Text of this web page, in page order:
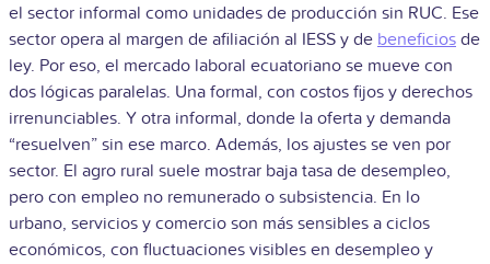
el sector informal como unidades de producción sin RUC. Ese
sector opera al margen de afiliación al IESS y de beneficios de
ley. Por eso, el mercado laboral ecuatoriano se mueve con
dos lógicas paralelas. Una formal, con costos fijos y derechos
irrenunciables. Y otra informal, donde la oferta y demanda
“resuelven” sin ese marco. Además, los ajustes se ven por
sector. El agro rural suele mostrar baja tasa de desempleo,
pero con empleo no remunerado o subsistencia. En lo
urbano, servicios y comercio son más sensibles a ciclos
económicos, con fluctuaciones visibles en desempleo y